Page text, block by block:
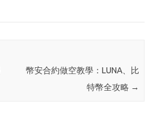
幣安合約做空教學：LUNA、比
特幣全攻略 →